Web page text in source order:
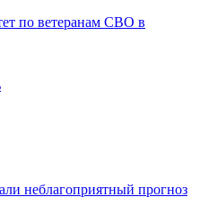
по ветеранам СВО в
неблагоприятный прогноз